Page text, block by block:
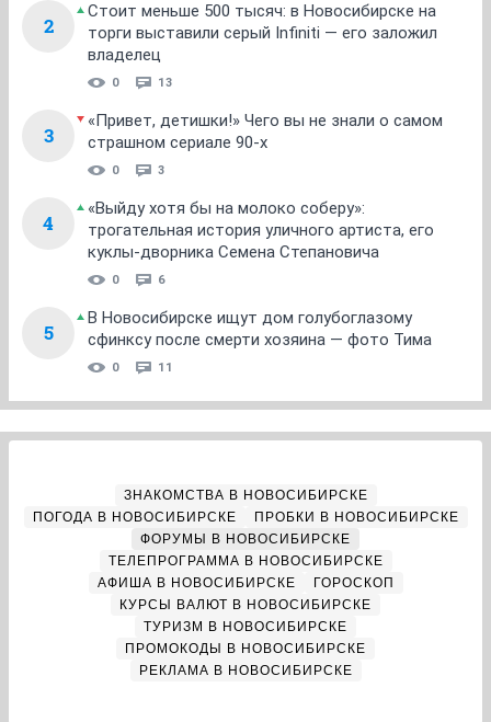
2
Стоит меньше 500 тысяч: в Новосибирске на
торги выставили серый Infiniti — его заложил
владелец
0 13
3
«Привет, детишки!» Чего вы не знали о самом
страшном сериале 90-х
0 3
4
«Выйду хотя бы на молоко соберу»:
трогательная история уличного артиста, его
куклы-дворника Семена Степановича
0 6
5
В Новосибирске ищут дом голубоглазому
сфинксу после смерти хозяина — фото Тима
0 11
ЗНАКОМСТВА В НОВОСИБИРСКЕ
ПОГОДА В НОВОСИБИРСКЕ
ПРОБКИ В НОВОСИБИРСКЕ
ФОРУМЫ В НОВОСИБИРСКЕ
ТЕЛЕПРОГРАММА В НОВОСИБИРСКЕ
АФИША В НОВОСИБИРСКЕ
ГОРОСКОП
КУРСЫ ВАЛЮТ В НОВОСИБИРСКЕ
ТУРИЗМ В НОВОСИБИРСКЕ
ПРОМОКОДЫ В НОВОСИБИРСКЕ
РЕКЛАМА В НОВОСИБИРСКЕ